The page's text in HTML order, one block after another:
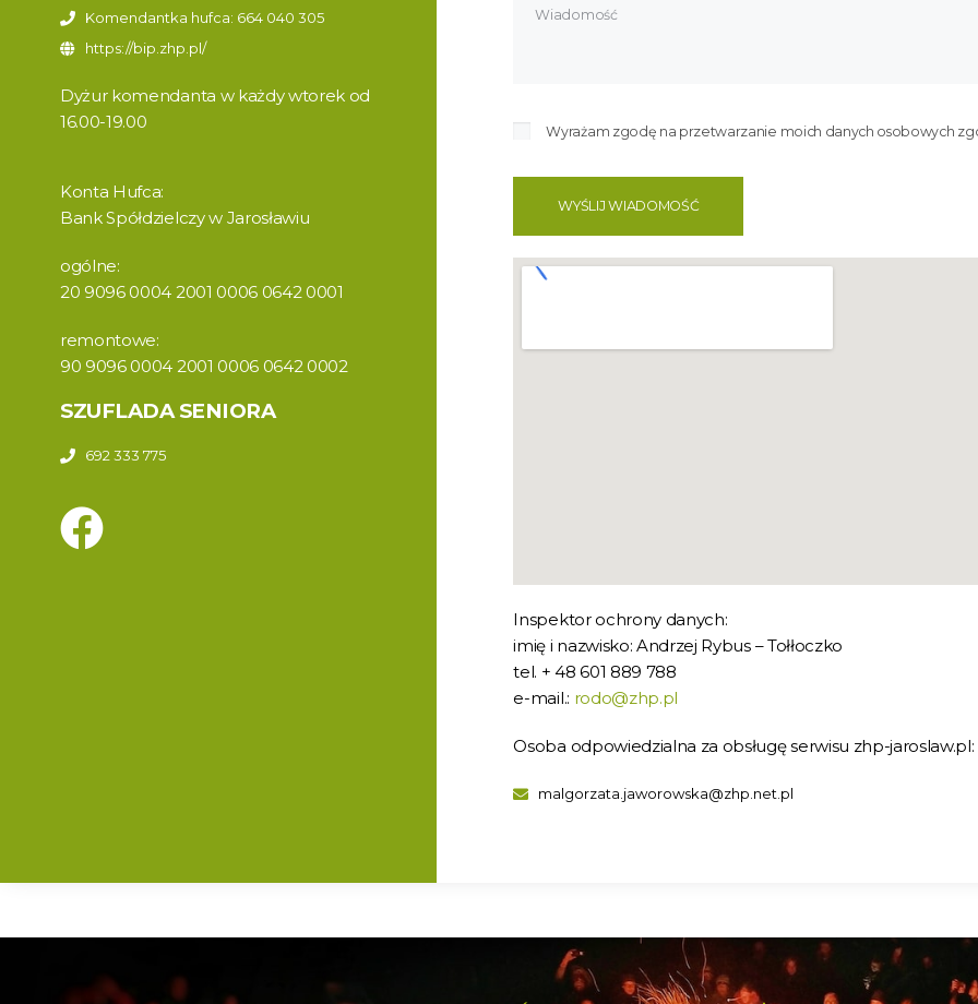
Komendantka hufca: 664 040 305
https://bip.zhp.pl/
Dyżur komendanta w każdy wtorek od
16.00-19.00
Konta Hufca:
Bank Spółdzielczy w Jarosławiu
ogólne:
20 9096 0004 2001 0006 0642 0001
remontowe:
90 9096 0004 2001 0006 0642 0002
SZUFLADA SENIORA
692 333 775
Wyrażam zgodę na przetwarzanie moich danych osobowych
WYŚLIJ WIADOMOŚĆ
Inspektor ochrony danych:
imię i nazwisko: Andrzej Rybus – Tołłoczko
tel. + 48 601 889 788
e-mail.: rodo@zhp.pl
Osoba odpowiedzialna za obsługę serwisu zhp-jaroslaw.pl:
malgorzata.jaworowska@zhp.net.pl